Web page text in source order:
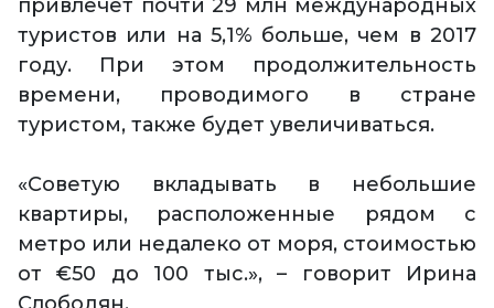
привлечет почти 29 млн международных
туристов или на 5,1% больше, чем в 2017
году. При этом продолжительность
времени, проводимого в стране
туристом, также будет увеличиваться.
«Советую вкладывать в небольшие
квартиры, расположенные рядом с
метро или недалеко от моря, стоимостью
от €50 до 100 тыс.», – говорит Ирина